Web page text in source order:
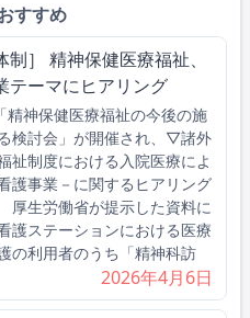
すすめ
制］ 精神保健医療福祉、
テーマにヒアリング
神保健医療福祉の今後の施
検討会」が開催され、▽諸外
祉制度における入院医療によ
護事業－に関するヒアリング
生労働省が提示した資料に
護ステーションにおける医療
の利用者のうち「精神科訪
2026年4月6日